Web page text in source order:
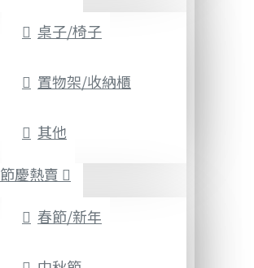
桌子/椅子
置物架/收納櫃
其他
節慶熱賣
春節/新年